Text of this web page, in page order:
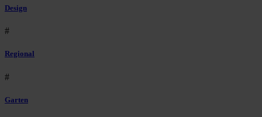
Design
#
Regional
#
Garten